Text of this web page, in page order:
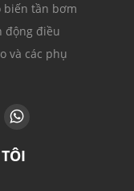
biến tần bơm
động điều
và các phụ